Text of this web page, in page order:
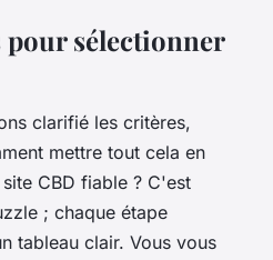
pour sélectionner
clarifié les critères,
mettre tout cela en
CBD fiable ? C'est
; chaque étape
tableau clair. Vous vous